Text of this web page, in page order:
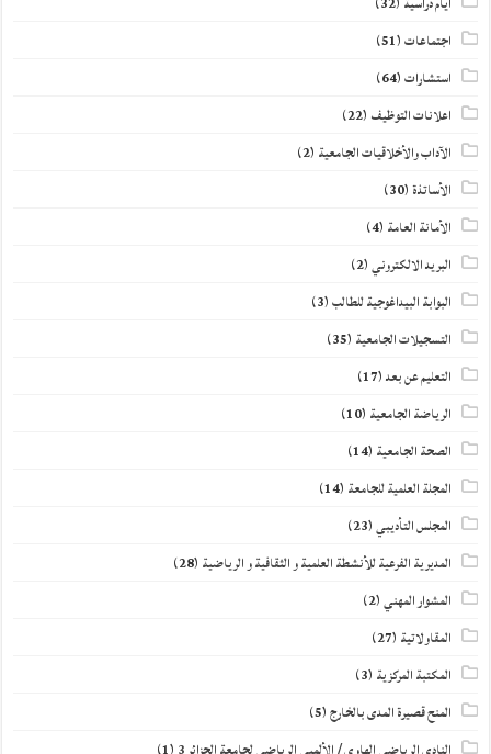
اجتماعات(51)
استشارات(64)
اعلانات التوظيف (22)
الآداب والأخلاقيات الجامعية (2)
الأساتذة(30)
الأمانة العامة (4)
البريد الالكتروني(2)
البوابة البيداغوجية للطالب(3)
التسجيلات الجامعية (35)
التعليم عن بعد(17)
الرياضة الجامعية (10)
الصحة الجامعية (14)
المجلة العلمية للجامعة (14)
المجلس التأديبي(23)
المديرية الفرعية للأنشطة العلمية و الثقافية و الرياضية (28)
المشوار المهني(2)
المقاولاتية (27)
المكتبة المركزية (3)
المنح قصيرة المدى بالخارج(5)